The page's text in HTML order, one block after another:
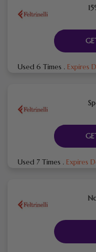
Used 6 Times . Expires
Used 7 Times . Expires